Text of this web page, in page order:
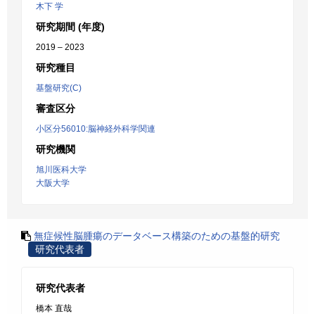
木下 学
研究期間 (年度)
2019 – 2023
研究種目
基盤研究(C)
審査区分
小区分56010:脳神経外科学関連
研究機関
旭川医科大学
大阪大学
無症候性脳腫瘍のデータベース構築のための基盤的研究
研究代表者
研究代表者
橋本 直哉